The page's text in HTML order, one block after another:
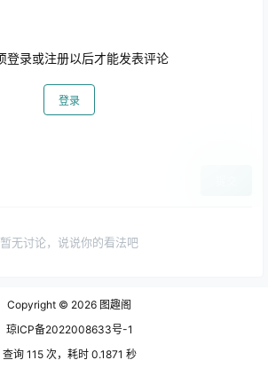
登录或注册以后才能发表评论
登录
暂无讨论，说说你的看法吧
Copyright © 2026 图趣阁
琼ICP备2022008633号-1
查询 115 次，耗时 0.1871 秒